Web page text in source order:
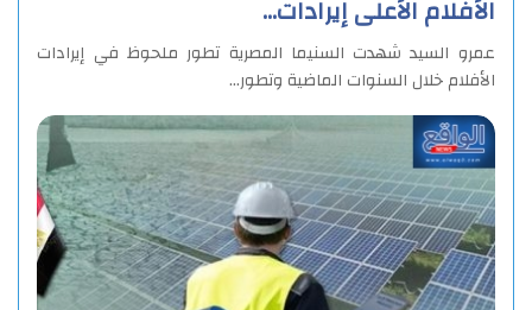
الأفلام الأعلى إيرادات…
عمرو السيد شهدت السنيما المصرية تطور ملحوظ في إيرادات
الأفلام خلال السنوات الماضية وتطور…